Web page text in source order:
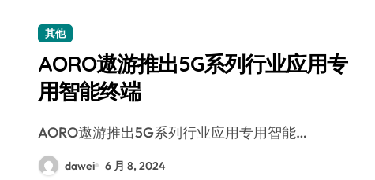
其他
AORO遨游推出5G系列行业应用专
用智能终端
AORO遨游推出5G系列行业应用专用智能…
dawei 6 月 8, 2024